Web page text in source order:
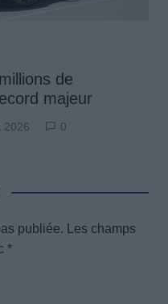
de
majeur
2026 0
publiée.
Les champs
*